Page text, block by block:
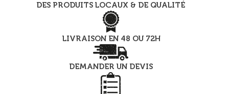
DES PRODUITS LOCAUX & DE QUALITÉ
LIVRAISON EN 48 OU 72H
DEMANDER UN DEVIS